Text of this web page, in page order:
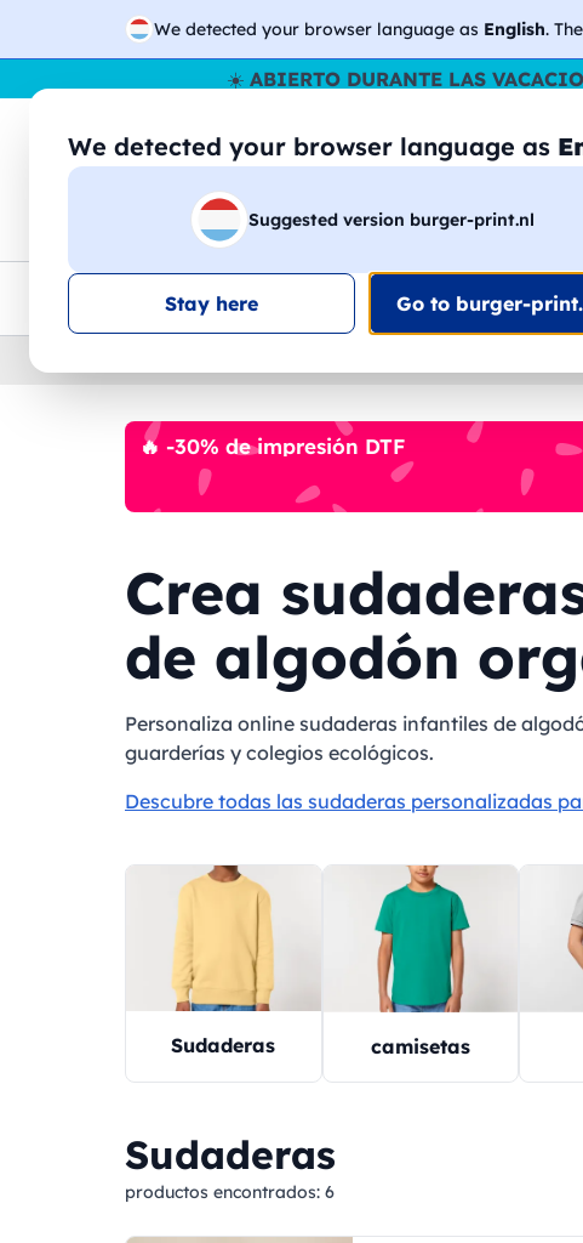
We detected your browser language as English.
We detected your browser language as
Suggested version burger-print.nl
Stay here Go to burger-
☀️ ABIERTO DURANTE LAS
🔎 Buscar entre los
Camisetas Sudaderas Hombre
Envio en toda la UE Descuento por volumen
🔥 -30% de impresión DTF
Crea
de algodón
Personaliza online sudaderas infantiles de
guarderías y colegios ecológicos.
Descubre todas las sudaderas personalizadas
Sudaderas camisetas
Sudaderas
productos encontrados: 6